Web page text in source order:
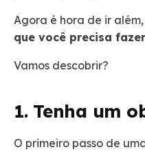
Agora é hora de ir
que você precisa
Vamos descobrir?
1. Tenha um
O primeiro passo de